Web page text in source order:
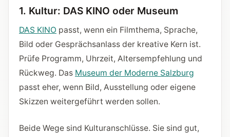
1. Kultur: DAS KINO oder Museum
DAS KINO passt, wenn ein Filmthema, Sprache,
Bild oder Gesprächsanlass der kreative Kern ist.
Prüfe Programm, Uhrzeit, Altersempfehlung und
Rückweg. Das Museum der Moderne Salzburg
passt eher, wenn Bild, Ausstellung oder eigene
Skizzen weitergeführt werden sollen.
Beide Wege sind Kulturanschlüsse. Sie sind gut,